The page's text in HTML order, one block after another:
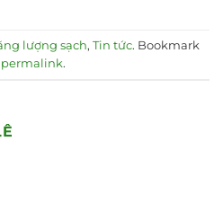
lượng sạch, Tin tức. Bookmark
permalink.